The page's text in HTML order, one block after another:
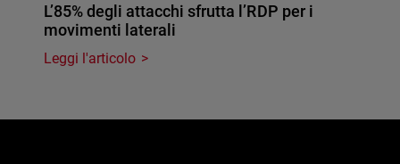
L’85% degli attacchi sfrutta l’RDP per i
movimenti laterali
Leggi l'articolo